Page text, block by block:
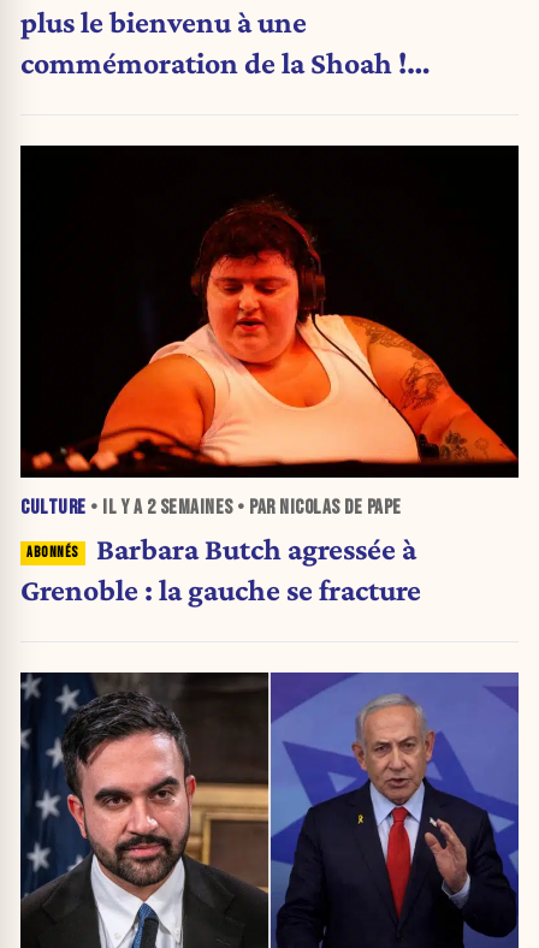
plus le bienvenu à une
commémoration de la Shoah !
CULTURE • IL Y A 2 SEMAINES• PAR NICOLAS DE PAPE
Barbara Butch agressée à
Grenoble : la gauche se fracture